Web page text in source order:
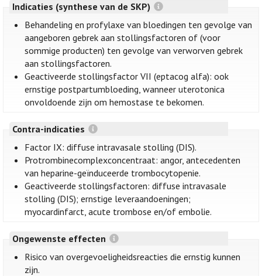
Indicaties (synthese van de SKP)
Behandeling en profylaxe van bloedingen ten gevolge van
aangeboren gebrek aan stollingsfactoren of (voor
sommige producten) ten gevolge van verworven gebrek
aan stollingsfactoren.
Geactiveerde stollingsfactor VII (eptacog alfa): ook
ernstige postpartumbloeding, wanneer uterotonica
onvoldoende zijn om hemostase te bekomen.
Contra-indicaties
Factor IX: diffuse intravasale stolling (DIS).
Protrombinecomplexconcentraat: angor, antecedenten
van heparine-geïnduceerde trombocytopenie.
Geactiveerde stollingsfactoren: diffuse intravasale
stolling (DIS); ernstige leveraandoeningen;
myocardinfarct, acute trombose en/of embolie.
Ongewenste effecten
Risico van overgevoeligheidsreacties die ernstig kunnen
zijn.